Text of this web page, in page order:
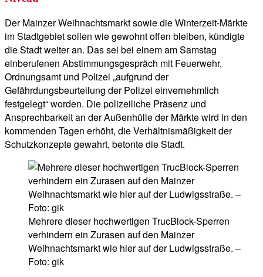
Der Mainzer Weihnachtsmarkt sowie die Winterzeit-Märkte
im Stadtgebiet sollen wie gewohnt offen bleiben, kündigte
die Stadt weiter an. Das sei bei einem am Samstag
einberufenen Abstimmungsgespräch mit Feuerwehr,
Ordnungsamt und Polizei „aufgrund der
Gefährdungsbeurteilung der Polizei einvernehmlich
festgelegt“ worden. Die polizeiliche Präsenz und
Ansprechbarkeit an der Außenhülle der Märkte wird in den
kommenden Tagen erhöht, die Verhältnismäßigkeit der
Schutzkonzepte gewahrt, betonte die Stadt.
Mehrere dieser hochwertigen TrucBlock-Sperren
verhindern ein Zurasen auf den Mainzer
Weihnachtsmarkt wie hier auf der Ludwigsstraße. –
Foto: gik